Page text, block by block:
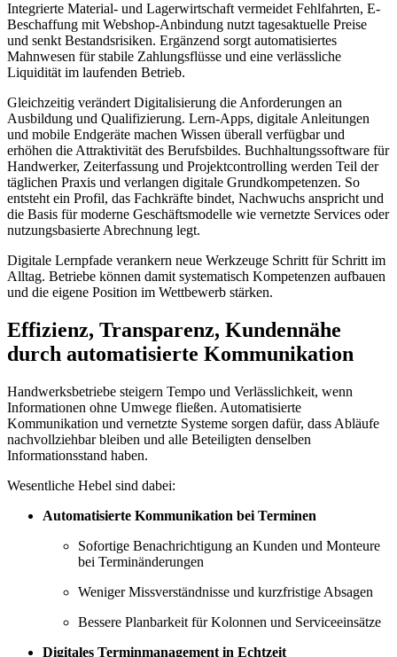
Integrierte Material- und Lagerwirtschaft vermeidet Fehlfahrten, E-
Beschaffung mit Webshop-Anbindung nutzt tagesaktuelle Preise
und senkt Bestandsrisiken. Ergänzend sorgt automatisiertes
Mahnwesen für stabile Zahlungsflüsse und eine verlässliche
Liquidität im laufenden Betrieb.
Gleichzeitig verändert Digitalisierung die Anforderungen an
Ausbildung und Qualifizierung. Lern-Apps, digitale Anleitungen
und mobile Endgeräte machen Wissen überall verfügbar und
erhöhen die Attraktivität des Berufsbildes. Buchhaltungs­software für
Handwerker, Zeiterfassung und Projektcontrolling werden Teil der
täglichen Praxis und verlangen digitale Grundkompetenzen. So
entsteht ein Profil, das Fachkräfte bindet, Nachwuchs anspricht und
die Basis für moderne Geschäftsmodelle wie vernetzte Services oder
nutzungsbasierte Abrechnung legt.
Digitale Lernpfade verankern neue Werkzeuge Schritt für Schritt im
Alltag. Betriebe können damit systematisch Kompetenzen aufbauen
und die eigene Position im Wettbewerb stärken.
Effizienz, Transparenz, Kundennähe
durch automatisierte Kommunikation
Handwerksbetriebe steigern Tempo und Verlässlichkeit, wenn
Informationen ohne Umwege fließen. Automatisierte
Kommunikation und vernetzte Systeme sorgen dafür, dass Abläufe
nachvollziehbar bleiben und alle Beteiligten denselben
Informationsstand haben.
Wesentliche Hebel sind dabei:
Automatisierte Kommunikation bei Terminen
Sofortige Benachrichtigung an Kunden und Monteure
bei Terminänderungen
Weniger Missverständnisse und kurzfristige Absagen
Bessere Planbarkeit für Kolonnen und Serviceeinsätze
Digitales Terminmanagement in Echtzeit